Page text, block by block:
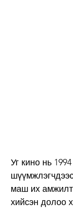
Уг кино нь
маш их амжилт
хийсэн долоо